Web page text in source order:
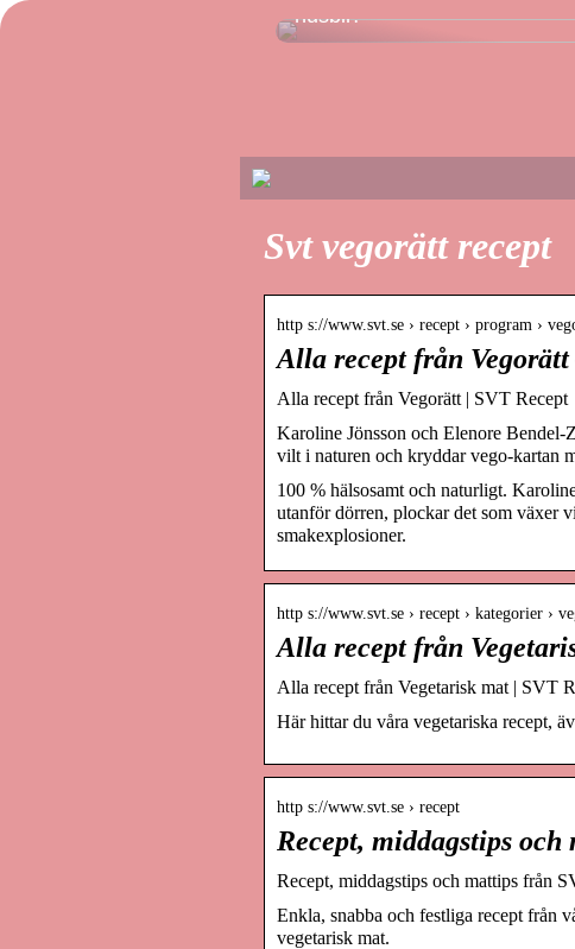
husbil?
Svt vegorätt recept
http s://www.svt.se › recept › program ›
Alla recept från
Alla recept från Vegorätt | SVT Recept
Karoline Jönsson och Elenore Bendel-
vilt i naturen och kryddar vego-kartan
100 % hälsosamt och naturligt.
utanför dörren, plockar det som växer
smakexplosioner.
http s://www.svt.se › recept › kategorier ›
Alla recept från
Alla recept från Vegetarisk mat | SVT
Här hittar du våra vegetariska recept,
http s://www.svt.se › recept
Recept, middagstips
Recept, middagstips och mattips från
Enkla, snabba och festliga recept från
vegetarisk mat.